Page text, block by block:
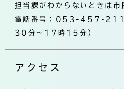
担当課がわからないときは
電話番号：053-457-
30分～17時15分）
アクセス